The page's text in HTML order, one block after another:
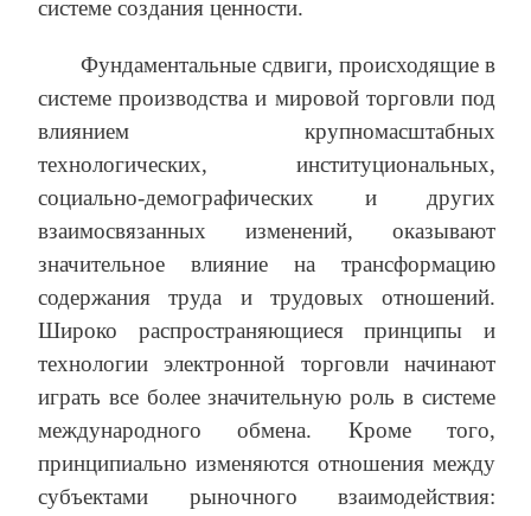
системе создания ценности.
Фундаментальные сдвиги, происходящие в
системе производства и мировой торговли под
влиянием крупномасштабных
технологических, институциональных,
социально-демографических и других
взаимосвязанных изменений, оказывают
значительное влияние на трансформацию
содержания труда и трудовых отношений.
Широко распространяющиеся принципы и
технологии электронной торговли начинают
играть все более значительную роль в системе
международного обмена. Кроме того,
принципиально изменяются отношения между
субъектами рыночного взаимодействия: